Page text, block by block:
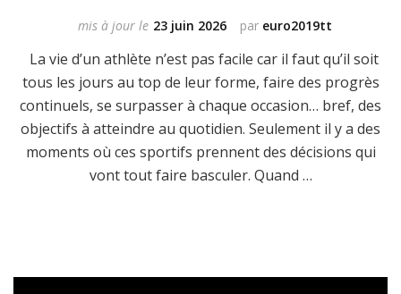
par euro2019tt
mis à jour le 23 juin 2026
La vie d’un athlète n’est pas facile car il faut qu’il soit
tous les jours au top de leur forme, faire des progrès
continuels, se surpasser à chaque occasion… bref, des
objectifs à atteindre au quotidien. Seulement il y a des
moments où ces sportifs prennent des décisions qui
vont tout faire basculer. Quand …